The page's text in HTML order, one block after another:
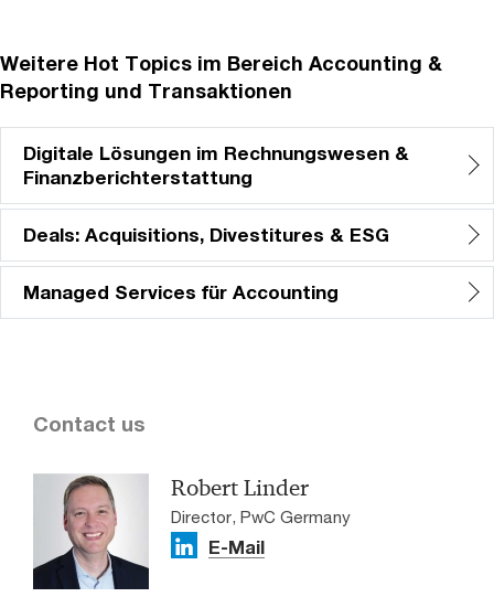
Weitere Hot Topics im Bereich Accounting &
Reporting und Transaktionen
Digitale Lösungen im Rechnungswesen &
Finanzberichterstattung
Deals: Acquisitions, Divestitures & ESG
Managed Services für Accounting
Contact us
Robert Linder
Director, PwC Germany
E-Mail